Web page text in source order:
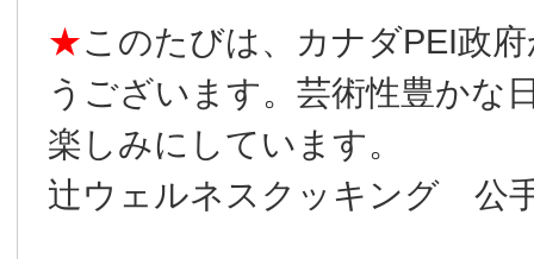
★このたびは、カナダPEI政
うございます。芸術性豊かな
楽しみにしています。
辻ウェルネスクッキング 公